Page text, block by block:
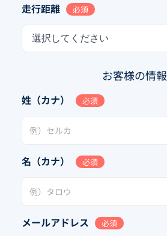
走行距離 必須
選択してください
お客様の情報
姓（カナ） 必須
名（カナ） 必須
メールアドレス 必須